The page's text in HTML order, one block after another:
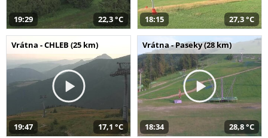
19:29 22,3 °C 18:15 27,3 °C
Vrátna - CHLEB (25 km)
19:47 17,1 °C
Vrátna - Paseky (28 km)
18:34 28,8 °C